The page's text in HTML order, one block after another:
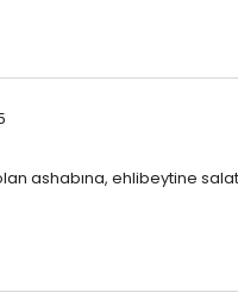
ashabına, ehlibeytine